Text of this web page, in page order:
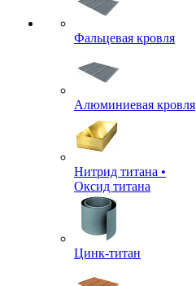
Фальцевая кровля
Алюминиевая кровля
Нитрид титана •
Оксид титана
Цинк-титан